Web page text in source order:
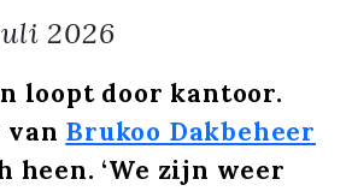
2026
loopt door kantoor.
van Brukoo Dakbeheer
heen. ‘We zijn weer